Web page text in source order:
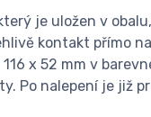
je uložen v
kontakt přímo
x 52 mm v
Po nalepení je již